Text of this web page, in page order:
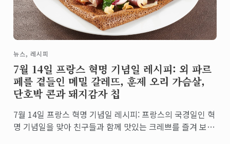
뉴스, 레시피
7월 14일 프랑스 혁명 기념일 레시피: 외 파르
페를 곁들인 메밀 갈레뜨, 훈제 오리 가슴살,
단호박 콘과 돼지감자 칩
7월 14일 프랑스 혁명 기념일 레시피: 프랑스의 국경일인 혁
명 기념일을 맞아 친구들과 함께 맛있는 크레쁘를 즐겨 보세